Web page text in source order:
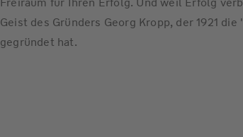
Geist des Gründers Georg Kropp, der 1921
gegründet hat.